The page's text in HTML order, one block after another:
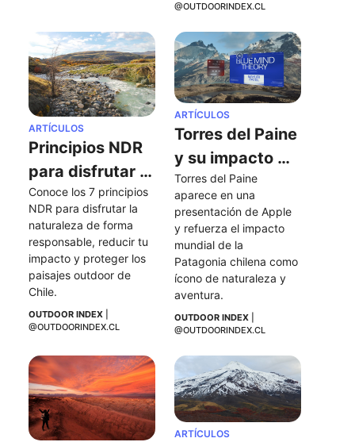
@OUTDOORINDEX.CL
ARTÍCULOS
Principios NDR
para disfrutar
la naturaleza
de forma
responsable
Conoce los 7 principios
NDR para disfrutar la
naturaleza de forma
responsable, reducir tu
impacto y proteger los
paisajes outdoor de
Chile.
OUTDOOR INDEX
@OUTDOORINDEX.CL
ARTÍCULOS
Torres del Paine
y su impacto
tras aparecer
en una
presentación
de Apple
Torres del Paine
aparece en una
presentación de Apple
y refuerza el impacto
mundial de la
Patagonia chilena como
ícono de naturaleza y
aventura.
OUTDOOR INDEX
@OUTDOORINDEX.CL
ARTÍCULOS